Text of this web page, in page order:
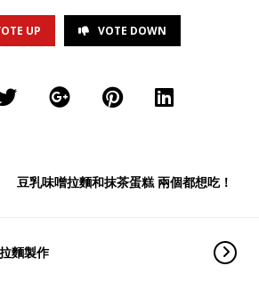
UP VOTE DOWN
豆乳味噌拉麵和抹茶蛋糕 兩個都想吃！
麵製作